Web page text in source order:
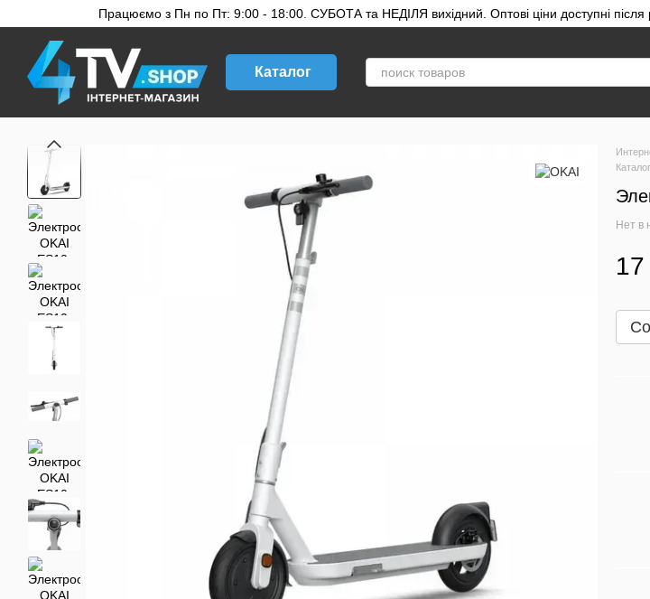
Перейти к основному контенту
Працюємо з Пн по Пт: 9:00 - 18:00. СУБОТА та НЕДІЛЯ вихідний. Оптові ціни доступні після
Каталог
Каталог
Нет в